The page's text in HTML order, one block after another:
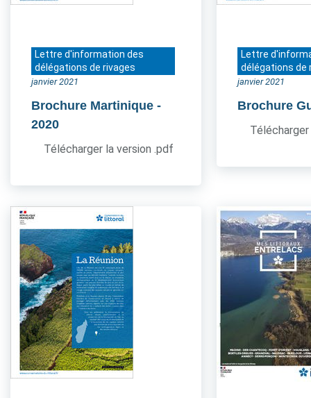
Lettre d'information des
délégations de rivages
janvier 2021
Brochure Martinique -
2020
Télécharger la version .pdf
Lettre
délégations de
janvier 2021
Brochure